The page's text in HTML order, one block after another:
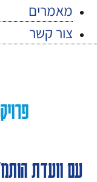
מאמרים
צור קשר
עם וועדת